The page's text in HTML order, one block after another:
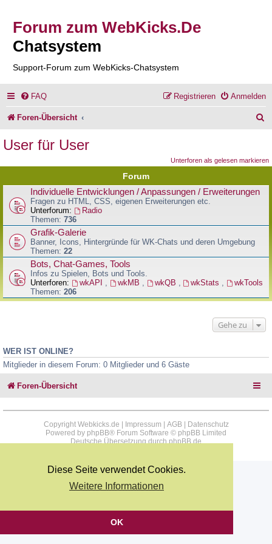
Diese Seite verwendet Cookies.
Weitere Informationen
OK
Forum zum WebKicks.De
Chatsystem
Support-Forum zum WebKicks-Chatsystem
FAQ Anmelden
Registrieren
Foren-Übersicht
e
User für User
Unterforen als gelesen markieren
Forum
Individuelle Entwicklungen / Anpassungen / Erweiterungen
Fragen zu HTML, CSS, eigenen Erweiterungen etc.
Unterforum:
Radio
Themen: 736
Grafik-Galerie
Banner, Icons, Hintergründe für WK-Chats und deren Umgebung
Themen: 22
Bots, Chat-Games, Tools
Infos zu Spielen, Bots und Tools.
Unterforen:
wkAPI wkMB wkQB wkStats
wkTools
Themen: 206
Gehe zu
WER IST ONLINE?
Mitglieder in diesem Forum: 0 Mitglieder und 6 Gäste
Foren-Übersicht
Copyright Webkicks.de | Impressum AGB|
Datenschutz
Powered by phpBB® Forum Software © phpBB Limited
Deutsche Übersetzung durchphpBB.de